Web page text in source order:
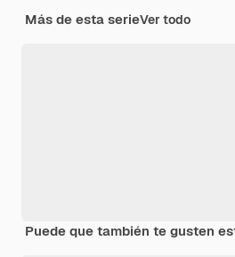
Más de esta serieVer todo
Puede que también te gusten